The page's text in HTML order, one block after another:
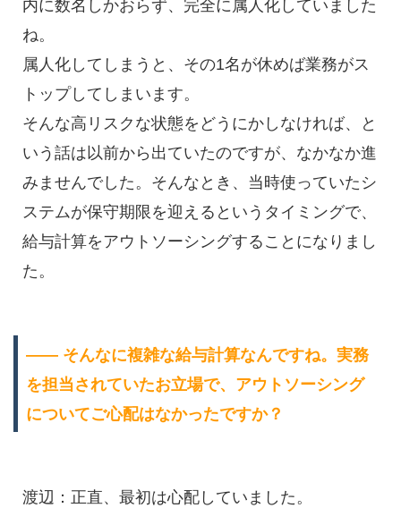
内に数名しかおらず、完全に属人化していました
ね。
属人化してしまうと、その1名が休めば業務がス
トップしてしまいます。
そんな高リスクな状態をどうにかしなければ、と
いう話は以前から出ていたのですが、なかなか進
みませんでした。そんなとき、当時使っていたシ
ステムが保守期限を迎えるというタイミングで、
給与計算をアウトソーシングすることになりまし
た。
―― そんなに複雑な給与計算なんですね。実務
を担当されていたお立場で、アウトソーシング
についてご心配はなかったですか？
渡辺：正直、最初は心配していました。